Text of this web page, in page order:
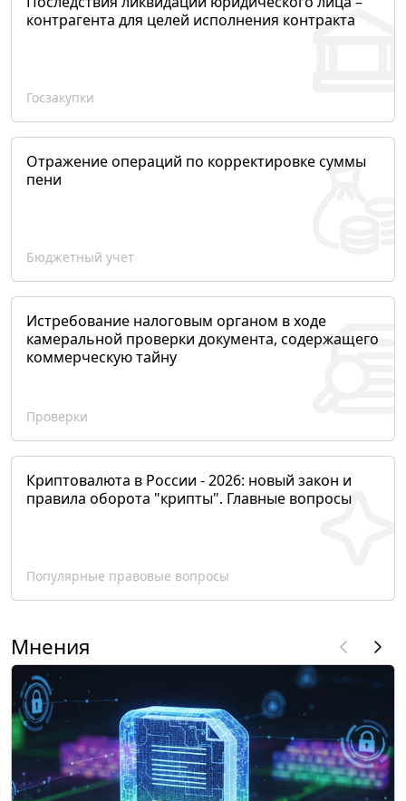
контрагента для целей исполнения контракта
Госзакупки
Отражение операций по корректировке суммы
пени
Бюджетный учет
Истребование налоговым органом в ходе
камеральной проверки документа, содержащего
коммерческую тайну
Проверки
Криптовалюта в России - 2026: новый закон и
правила оборота "крипты". Главные вопросы
Популярные правовые вопросы
Мнения